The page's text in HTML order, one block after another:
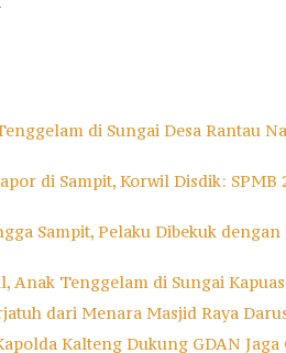
di Sungai Desa Rantau
di Sampit, Korwil Disdik: SPMB
Sampit, Pelaku Dibekuk
Anak Tenggelam di Sungai
dari Menara Masjid Raya
Kalteng Dukung GDAN Jaga